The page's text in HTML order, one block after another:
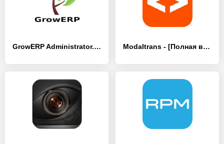
GrowERP Administrator. - [Полная версия] Modaltrans - [Полная версия]